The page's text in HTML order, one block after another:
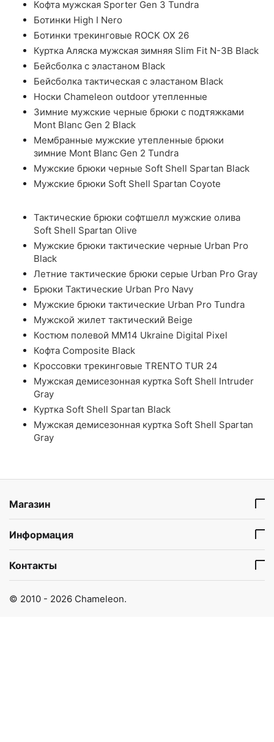
Кофта мужская Sporter Gen 3 Tundra
Ботинки High I Nero
Ботинки трекинговые ROCK OX 26
Куртка Аляска мужская зимняя Slim Fit N-3B Black
Бейсболка с эластаном Black
Бейсболка тактическая с эластаном Black
Носки Chameleon outdoor утепленные
Зимние мужские черные брюки с подтяжками
Mont Blanc Gen 2 Black
Мембранные мужские утепленные брюки
зимние Mont Blanc Gen 2 Tundra
Мужские брюки черные Soft Shell Spartan Black
Мужские брюки Soft Shell Spartan Coyote
Тактические брюки софтшелл мужские олива
Soft Shell Spartan Olive
Мужские брюки тактические черные Urban Pro
Black
Летние тактические брюки серые Urban Pro Gray
Брюки Тактические Urban Pro Navy
Мужские брюки тактические Urban Pro Tundra
Мужской жилет тактический Beige
Костюм полевой ММ14 Ukraine Digital Pixel
Кофта Composite Black
Кроссовки трекинговые TRENTO TUR 24
Мужская демисезонная куртка Soft Shell Intruder
Gray
Куртка Soft Shell Spartan Black
Мужская демисезонная куртка Soft Shell Spartan
Gray
Магазин
Информация
Контакты
© 2010 - 2026 Chameleon.